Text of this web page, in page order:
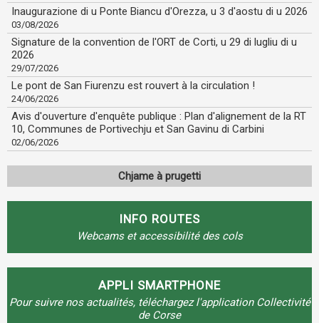
Inaugurazione di u Ponte Biancu d'Orezza, u 3 d'aostu di u 2026
03/08/2026
Signature de la convention de l'ORT de Corti, u 29 di lugliu di u
2026
29/07/2026
Le pont de San Fiurenzu est rouvert à la circulation !
24/06/2026
Avis d'ouverture d'enquête publique : Plan d'alignement de la RT
10, Communes de Portivechju et San Gavinu di Carbini
02/06/2026
Chjame à prugetti
INFO ROUTES
Webcams et accessibilité des cols
APPLI SMARTPHONE
Pour suivre nos actualités, téléchargez l'application Collectivité
de Corse